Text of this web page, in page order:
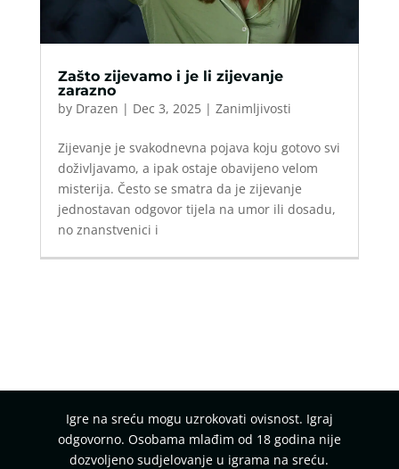
Zašto zijevamo i je li zijevanje
zarazno
by Drazen | Dec 3, 2025| Zanimljivosti
Zijevanje je svakodnevna pojava koju gotovo svi
doživljavamo, a ipak ostaje obavijeno velom
misterija. Često se smatra da je zijevanje
jednostavan odgovor tijela na umor ili dosadu,
no znanstvenici i
Igre na sreću mogu uzrokovati ovisnost. Igraj
odgovorno. Osobama mlađim od 18 godina nije
dozvoljeno sudjelovanje u igrama na sreću.